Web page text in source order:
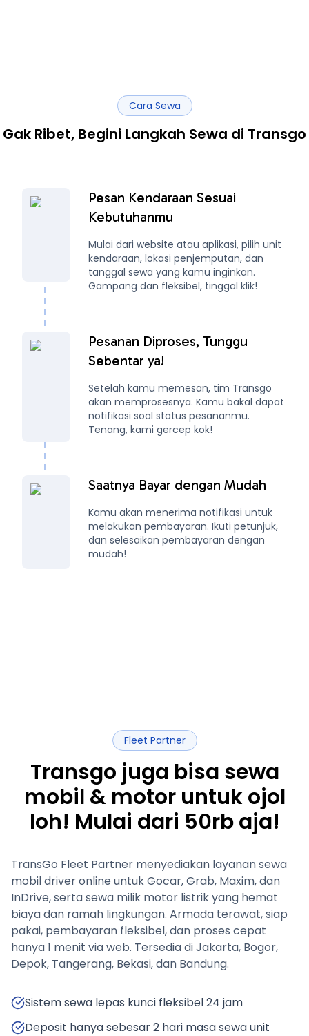
Cara Sewa
Gak Ribet, Begini Langkah Sewa di Transgo
Pesan Kendaraan Sesuai
Kebutuhanmu
Mulai dari website atau aplikasi, pilih unit
kendaraan, lokasi penjemputan, dan
tanggal sewa yang kamu inginkan.
Gampang dan fleksibel, tinggal klik!
Pesanan Diproses, Tunggu
Sebentar ya!
Setelah kamu memesan, tim Transgo
akan memprosesnya. Kamu bakal dapat
notifikasi soal status pesananmu.
Tenang, kami gercep kok!
Saatnya Bayar dengan Mudah
Kamu akan menerima notifikasi untuk
melakukan pembayaran. Ikuti petunjuk,
dan selesaikan pembayaran dengan
mudah!
Fleet Partner
Transgo juga bisa sewa
mobil & motor untuk ojol
loh! Mulai dari 50rb aja!
TransGo Fleet Partner menyediakan layanan sewa
mobil driver online untuk Gocar, Grab, Maxim, dan
InDrive, serta sewa milik motor listrik yang hemat
biaya dan ramah lingkungan. Armada terawat, siap
pakai, pembayaran fleksibel, dan proses cepat
hanya 1 menit via web. Tersedia di Jakarta, Bogor,
Depok, Tangerang, Bekasi, dan Bandung.
Sistem sewa lepas kunci fleksibel 24 jam
Deposit hanya sebesar 2 hari masa sewa unit